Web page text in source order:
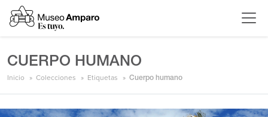
CUERPO HUMANO
Inicio Colecciones Etiquetas Cuerpo humano